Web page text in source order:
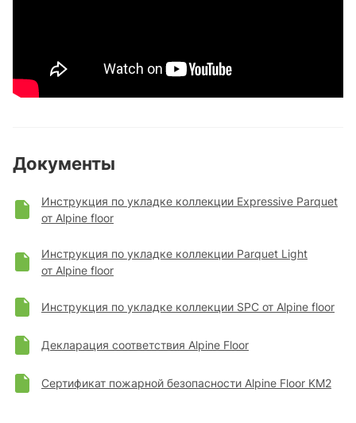
Документы
Инструкция по укладке коллекции Expressive Parquet
от Alpine floor
Инструкция по укладке коллекции Parquet Light
от Alpine floor
Инструкция по укладке коллекции SPC от Alpine floor
Декларация соответствия Alpine Floor
Сертификат пожарной безопасности Alpine Floor KM2